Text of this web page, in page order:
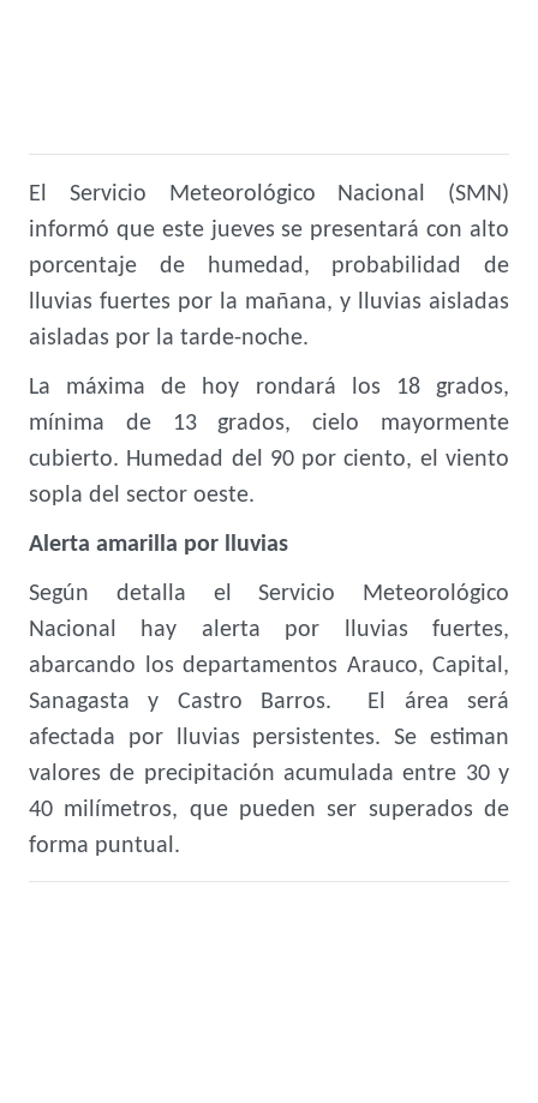
El Servicio Meteorológico Nacional (SMN)
informó que este jueves se presentará con alto
porcentaje de humedad, probabilidad de
lluvias fuertes por la mañana, y lluvias aisladas
aisladas por la tarde-noche.
La máxima de hoy rondará los 18 grados,
mínima de 13 grados, cielo mayormente
cubierto. Humedad del 90 por ciento, el viento
sopla del sector oeste.
Alerta amarilla por lluvias
Según detalla el Servicio Meteorológico
Nacional hay alerta por lluvias fuertes,
abarcando los departamentos Arauco, Capital,
Sanagasta y Castro Barros. El área será
afectada por lluvias persistentes. Se estiman
valores de precipitación acumulada entre 30 y
40 milímetros, que pueden ser superados de
forma puntual.